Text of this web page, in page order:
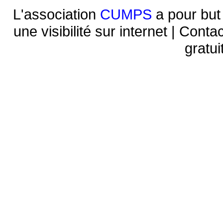
L'association CUMPS a pour
une visibilité sur internet |